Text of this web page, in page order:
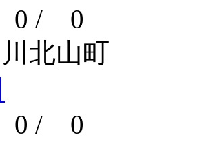
0 / 0
北山町
0 / 0